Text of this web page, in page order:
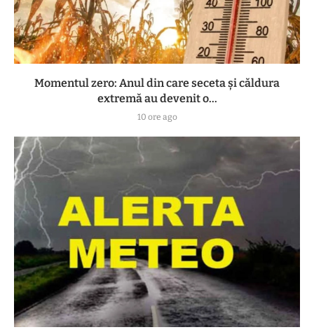
Momentul zero: Anul din care seceta și căldura
extremă au devenit o...
10 ore ago